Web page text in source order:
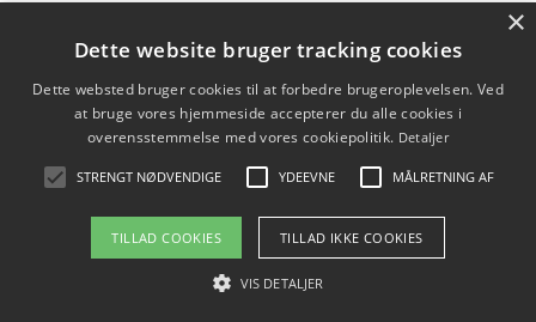
en tømrer eller byggefirma i Høruphav og
omegn herunder. I hele Sønderborg
kommunefindes der flere tagfirmaer, hvis
du vil udvide din søgning efter en dygtig
tømrer.
A-T Boligservice ApS
×
Dette website bruger tracking cookies
Dette websted bruger cookies til at forbedre brugeroplevelsen. Ved
at bruge vores hjemmeside accepterer du alle cookies i
overensstemmelse med vores cookiepolitik. Detaljer
STRENGT NØDVENDIGE YDEEVNE MÅLRETNING AF
TILLAD COOKIES TILLAD IKKE COOKIES
VIS DETALJER